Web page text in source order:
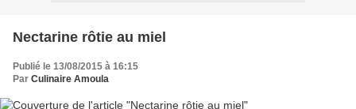
Nectarine rôtie au miel
Publié le 13/08/2015 à 16:15
Par Culinaire Amoula